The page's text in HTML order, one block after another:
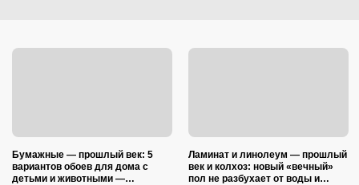
Бумажные — прошлый век: 5
вариантов обоев для дома с
детьми и животными —
Ламинат и линолеум — прошлый
век и колхоз: новый «вечный»
пол не разбухает от воды и